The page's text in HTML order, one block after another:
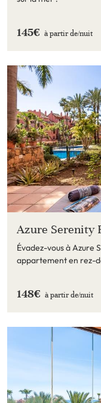
145€ à partir de/nuit
Azure Serenity
Évadez-vous à Azure
appartement en rez-
148€ à partir de/nuit